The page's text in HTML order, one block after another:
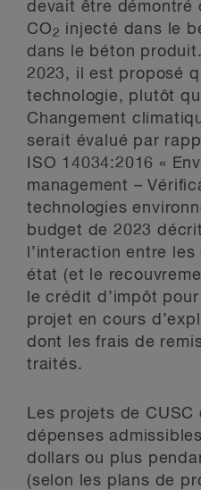
devait être démontré
CO2
injecté dans le
dans le béton
2023, il est proposé
technologie, plutôt
Changement
serait évalué par
ISO 14034:2016 «
management –
technologies
budget de 2023
l’interaction entre
état (et le
le crédit d’impôt
projet en cours
dont les frais de
traités.
Les projets de
dépenses
dollars ou plus
(selon les plans de